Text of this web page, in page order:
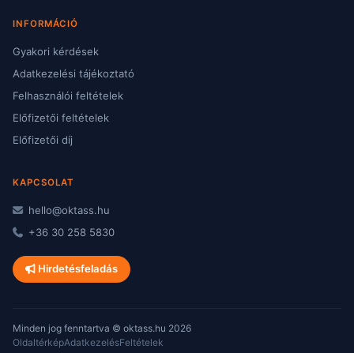
INFORMÁCIÓ
Gyakori kérdések
Adatkezelési tájékoztató
Felhasználói feltételek
Előfizetői feltételek
Előfizetői díj
KAPCSOLAT
hello@oktass.hu
+36 30 258 5830
Hirdetésfeladás
Minden jog fenntartva © oktass.hu 2026
OldaltérképAdatkezelésFeltételek